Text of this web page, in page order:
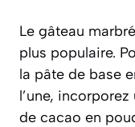
Le gâteau
plus populaire.
la pâte de base
l’une,
de cacao en